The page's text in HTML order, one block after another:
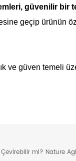
güvenilir bir
geçip ürünün
ve güven temeli
Çevirebilir mi? Nature